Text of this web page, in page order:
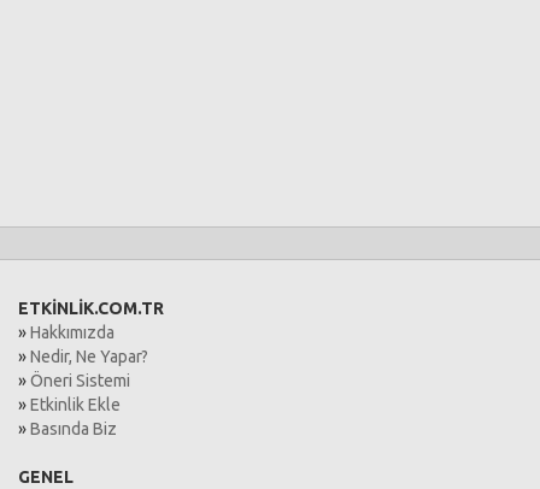
ETKİNLİK.COM.TR
»Hakkımızda
»Nedir, Ne Yapar?
»Öneri Sistemi
»Etkinlik Ekle
»Basında Biz
GENEL